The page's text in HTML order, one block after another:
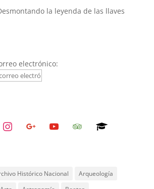
la leyenda de las llaves
electrónico:
instagramgoogle youtube tripadvisorgraduation-
Histórico Nacional
Arqueología